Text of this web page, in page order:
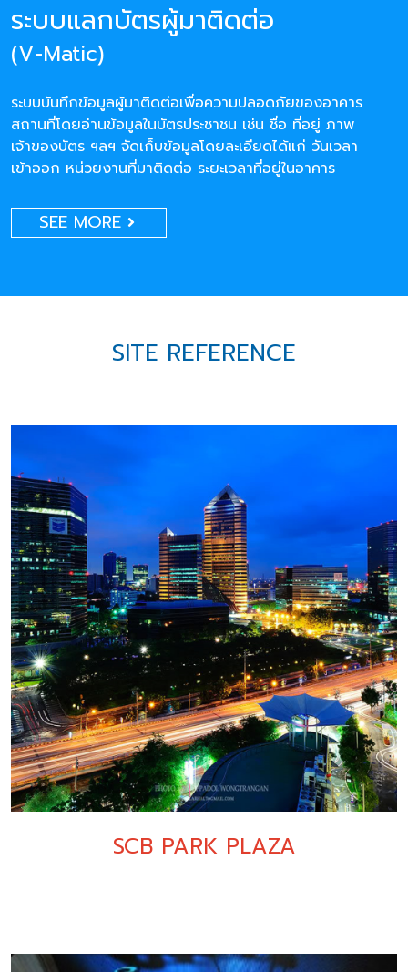
ระบบแลกบัตรผู้มาติดต่อ
(V-Matic)
ระบบบันทึกข้อมูลผู้มาติดต่อเพื่อความปลอดภัยของอาคาร
สถานที่โดยอ่านข้อมูลในบัตรประชาชน เช่น ชื่อ ที่อยู่ ภาพ
เจ้าของบัตร ฯลฯ จัดเก็บข้อมูลโดยละเอียดได้แก่ วันเวลา
เข้าออก หน่วยงานที่มาติดต่อ ระยะเวลาที่อยู่ในอาคาร
SEE MORE
SITE REFERENCE
SCB PARK PLAZA